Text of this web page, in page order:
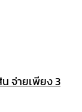
จ่ายเพียง 3